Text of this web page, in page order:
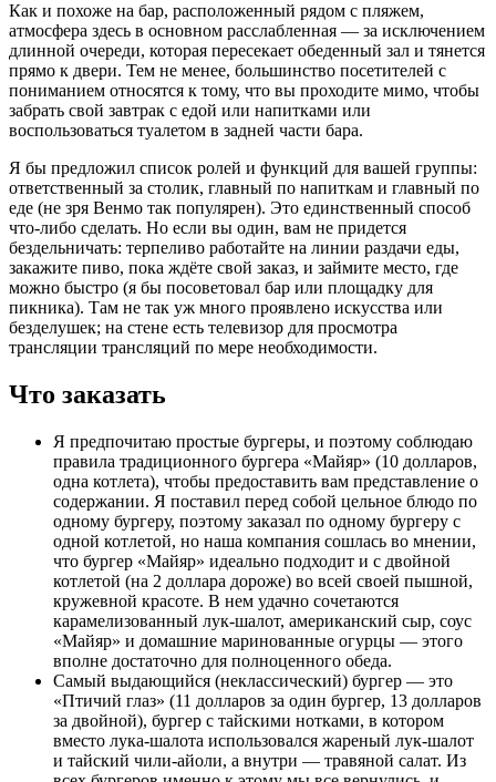
Как и похоже на бар, расположенный рядом с пляжем,
атмосфера здесь в основном расслабленная — за исключением
длинной очереди, которая пересекает обеденный зал и тянется
прямо к двери. Тем не менее, большинство посетителей с
пониманием относятся к тому, что вы проходите мимо, чтобы
забрать свой завтрак с едой или напитками или
воспользоваться туалетом в задней части бара.
Я бы предложил список ролей и функций для вашей группы:
ответственный за столик, главный по напиткам и главный по
еде (не зря Венмо так популярен). Это единственный способ
что-либо сделать. Но если вы один, вам не придется
бездельничать: терпеливо работайте на линии раздачи еды,
закажите пиво, пока ждёте свой заказ, и займите место, где
можно быстро (я бы посоветовал бар или площадку для
пикника). Там не так уж много проявлено искусства или
безделушек; на стене есть телевизор для просмотра
трансляции трансляций по мере необходимости.
Что заказать
Я предпочитаю простые бургеры, и поэтому соблюдаю
правила традиционного бургера «Майяр» (10 долларов,
одна котлета), чтобы предоставить вам представление о
содержании. Я поставил перед собой цельное блюдо по
одному бургеру, поэтому заказал по одному бургеру с
одной котлетой, но наша компания сошлась во мнении,
что бургер «Майяр» идеально подходит и с двойной
котлетой (на 2 доллара дороже) во всей своей пышной,
кружевной красоте. В нем удачно сочетаются
карамелизованный лук-шалот, американский сыр, соус
«Майяр» и домашние маринованные огурцы — этого
вполне достаточно для полноценного обеда.
Самый выдающийся (неклассический) бургер — это
«Птичий глаз» (11 долларов за один бургер, 13 долларов
за двойной), бургер с тайскими нотками, в котором
вместо лука-шалота использовался жареный лук-шалот
и тайский чили-айоли, а внутри — травяной салат. Из